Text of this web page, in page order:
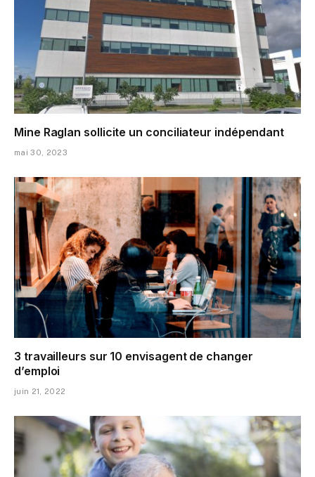
Mine Raglan sollicite un conciliateur indépendant
mai 30, 2023
3 travailleurs sur 10 envisagent de changer
d’emploi
juin 21, 2022